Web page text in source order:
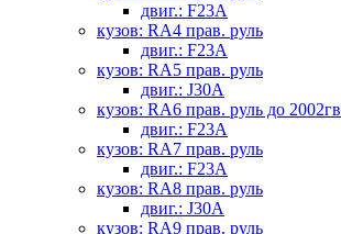
двиг.: F23A
кузов: RA4 прав. руль
двиг.: F23A
кузов: RA5 прав. руль
двиг.: J30A
кузов: RA6 прав. руль до 2002гв
двиг.: F23A
кузов: RA7 прав. руль
двиг.: F23A
кузов: RA8 прав. руль
двиг.: J30A
кузов: RA9 прав. руль